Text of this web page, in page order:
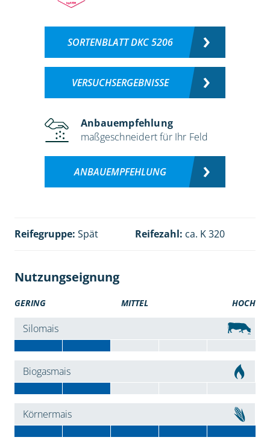
SORTENBLATT DKC 5206
VERSUCHSERGEBNISSE
Anbauempfehlung
maßgeschneidert für Ihr Feld
ANBAUEMPFEHLUNG
Reifegruppe: Spät Reifezahl: ca. K 320
Nutzungseignung
GERING MITTEL HOCH
Silomais
Biogasmais
Körnermais